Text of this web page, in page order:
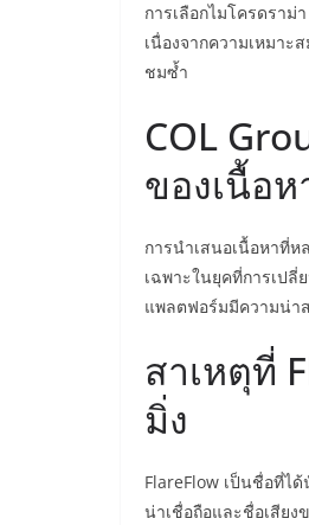
การเลือกไมโครดรา
เนื่องจากความเหมา
ชมซ้ำ
COL
ของเนื้อห
การนำเสนอเนื้อหาที่
เฉพาะในยุคที่การเปลี่
แพลตฟอร์มมีความน่า
สาเหตุที่
มิ่ง
FlareFlow เป็นชื่อที่ไ
น่าเชื่อถือและชื่อเสียง